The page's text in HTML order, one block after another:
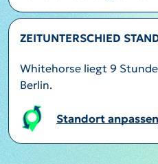
ZEITUNTERSCHIED
Whitehorse liegt 9
Berlin.
Standort anpassen